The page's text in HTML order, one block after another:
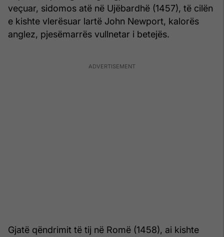
veçuar, sidomos atë në Ujëbardhë (1457), të cilën
e kishte vlerësuar lartë John Newport, kalorës
anglez, pjesëmarrës vullnetar i betejës.
Gjatë qëndrimit të tij në Romë (1458), ai kishte